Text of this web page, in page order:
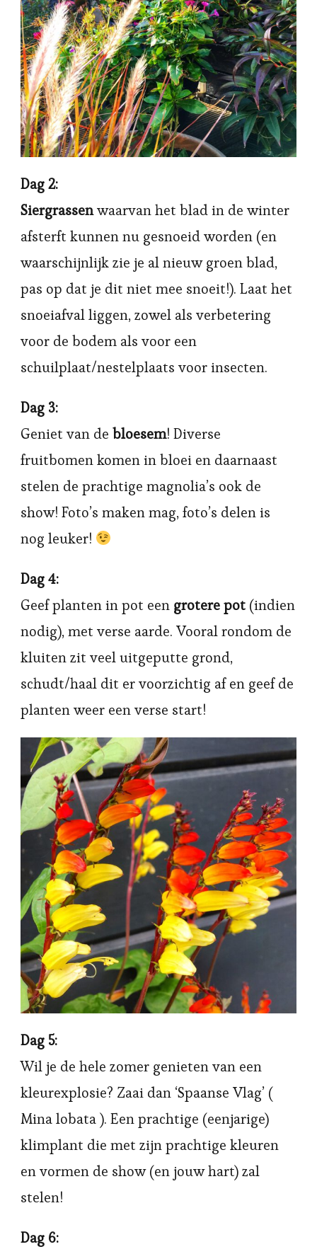
Dag 2:
Siergrassenwaarvan het blad in de winter
afsterft kunnen nu gesnoeid worden (en
waarschijnlijk zie je al nieuw groen blad,
pas op dat je dit niet mee snoeit!). Laat het
snoeiafval liggen, zowel als verbetering
voor de bodem als voor een
schuilplaat/nestelplaats voor insecten.
Dag 3:
Geniet van de bloesem! Diverse
fruitbomen komen in bloei en daarnaast
stelen de prachtige magnolia’s ook de
show! Foto’s maken mag, foto’s delen is
nog leuker!
Dag 4:
Geef planten in pot een grotere pot (indien
nodig), met verse aarde. Vooral rondom de
kluiten zit veel uitgeputte grond,
schudt/haal dit er voorzichtig af en geef de
planten weer een verse start!
Dag 5:
Wil je de hele zomer genieten van een
kleurexplosie? Zaai dan ‘Spaanse Vlag’ (
Mina lobata ). Een prachtige (eenjarige)
klimplant die met zijn prachtige kleuren
en vormen de show (en jouw hart) zal
stelen!
Dag 6: